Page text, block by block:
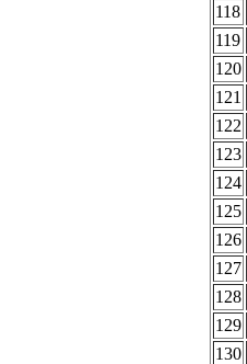
118
119
120
121
122
123
124
125
126
127
128
129
130